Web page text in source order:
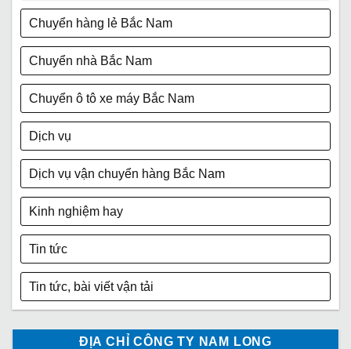
Chuyển hàng lẻ Bắc Nam
Chuyển nhà Bắc Nam
Chuyển ô tô xe máy Bắc Nam
Dịch vụ
Dịch vụ vận chuyển hàng Bắc Nam
Kinh nghiệm hay
Tin tức
Tin tức, bài viết vận tải
ĐỊA CHỈ CÔNG TY NAM LONG